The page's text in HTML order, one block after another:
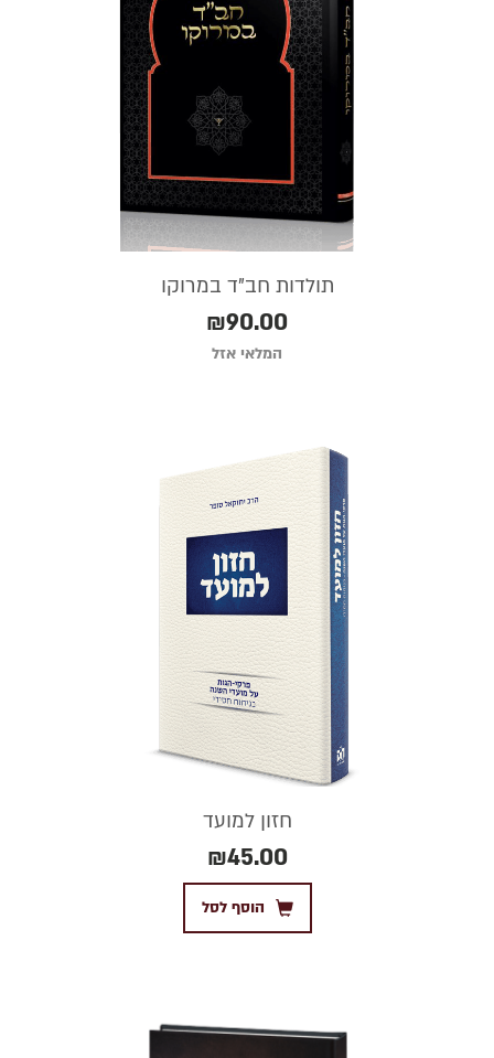
תולדות חב"ד במרוקו
₪90.00
המלאי אזל
חזון למועד
₪45.00
הוסף לסל